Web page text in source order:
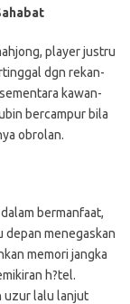
player justru
dgn rekan-
kawan-
bercampur bila
obrolan.
bermanfaat,
depan menegaskan
memori jangka
h?tel.
uzur lalu lanjut